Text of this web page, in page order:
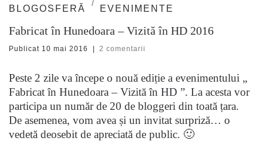
BLOGOSFERĂ EVENIMENTE
Fabricat în Hunedoara – Vizită în HD 2016
Publicat 10 mai 2016 | 2 comentarii
Peste 2 zile va începe o nouă ediție a evenimentului „
Fabricat în Hunedoara – Vizită în HD ”. La acesta vor
participa un număr de 20 de bloggeri din toată țara.
De asemenea, vom avea și un invitat surpriză… o
vedetă deosebit de apreciată de public. 🙂